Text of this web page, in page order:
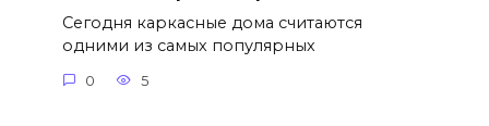
Сегодня каркасные дома считаются
одними из самых популярных
0 5